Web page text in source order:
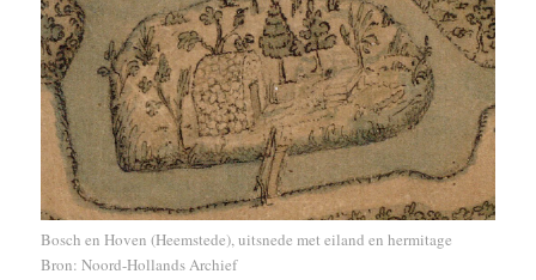
Bosch en Hoven (Heemstede), uitsnede met eiland en hermitage
Bron: Noord-Hollands Archief